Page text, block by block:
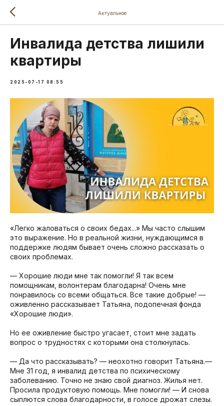
Актуальное
Инвалида детства лишили
квартиры
2025-07-17 08:55
«Легко жаловаться о своих бедах...» Мы часто слышим
это выражение. Но в реальной жизни, нуждающимся в
поддержке людям бывает очень сложно рассказать о
своих проблемах.
— Хорошие люди мне так помогли! Я так всем
помощникам, волонтерам благодарна! Очень мне
понравилось со всеми общаться. Все такие добрые! —
оживленно рассказывает Татьяна, подопечная фонда
«Хорошие люди».
Но ее оживление быстро угасает, стоит мне задать
вопрос о трудностях с которыми она столкнулась.
— Да что рассказывать? — неохотно говорит Татьяна.—
Мне 31 год, я инвалид детства по психическому
заболеванию. Точно не знаю свой диагноз. Жилья нет.
Просила продуктовую помощь. Мне помогли! — И снова
сыплются слова благодарности, в голосе дрожат слезы.